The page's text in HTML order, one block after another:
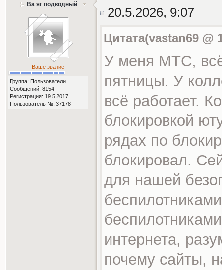
Ва яг подводный
Ваше звание
Группа: Пользователи
Сообщений: 8154
Регистрация: 19.5.2017
Пользователь №: 37178
20.5.2026, 9:07
Цитата(vastan69 @
У меня МТС,
пятницы. У
всё работает.
блокировкой
рядах по
блокировал.
для нашей
интернета,
почему сайты,